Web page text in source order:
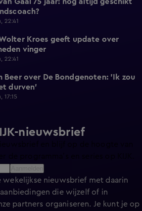
22:41
Kroes geeft update over
vinger
22:41
Beer over De Bondgenoten: 'Ik zou
durven'
17:15
nieuwsbrief
wekelijkse nieuwsbrief met daarin
die wijzelf of in
partners organiseren. Je kunt je op